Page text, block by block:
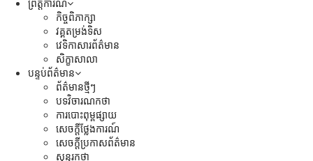
ព្រឹត្តិការណ៍
កិច្ចពិភាក្សា
វគ្គតម្រង់ទិស
វេទិកាសារព័ត៌មាន
សិក្ខាសាលា
បន្ទប់ព័ត៌មាន
ព័ត៌មានថ្មីៗ
បទវិចារណកថា
ការបោះពុម្ពផ្សាយ
សេចក្តីថ្លែងការណ៍
សេចក្ដីប្រកាសព័ត៌មាន
សុន្ទរកថា